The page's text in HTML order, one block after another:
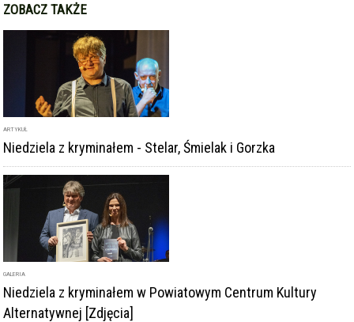
ZOBACZ TAKŻE
ARTYKUŁ
Niedziela z kryminałem - Stelar, Śmielak i Gorzka
GALERIA
Niedziela z kryminałem w Powiatowym Centrum Kultury
Alternatywnej [Zdjęcia]